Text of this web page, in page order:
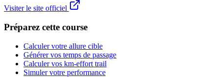
Visiter le site officiel
Préparez cette course
Calculer votre allure cible
Générer vos temps de passage
Calculer vos km-effort trail
Simuler votre performance